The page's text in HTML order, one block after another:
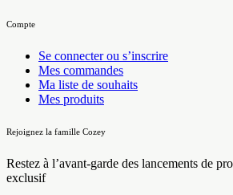
Compte
Se connecter ou s’inscrire
Mes commandes
Ma liste de souhaits
Mes produits
Rejoignez la famille Cozey
Restez à l’avant-garde des lancements de
exclusif